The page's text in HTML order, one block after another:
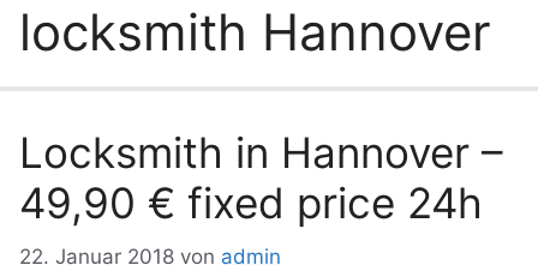
locksmith Hannover
Locksmith in Hannover –
49,90 € fixed price 24h
22. Januar 2018 von admin